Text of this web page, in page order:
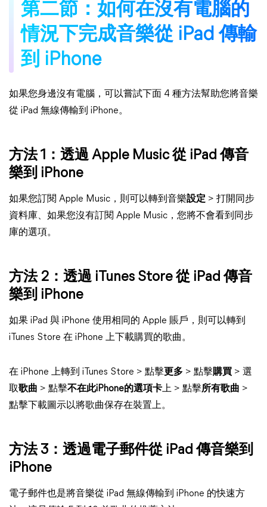
第二節：如何在沒有電腦的
情況下完成音樂從 iPad 傳輸
到 iPhone
如果您身邊沒有電腦，可以嘗試下面 4 種方法幫助您將音樂
從 iPad 無線傳輸到 iPhone。
方法 1：透過 Apple Music 從 iPad 傳音
樂到 iPhone
如果您訂閱 Apple Music，則可以轉到音樂設定 > 打開同步
資料庫、如果您沒有訂閱 Apple Music，您將不會看到同步
庫的選項。
方法 2：透過 iTunes Store 從 iPad 傳音
樂到 iPhone
如果 iPad 與 iPhone 使用相同的 Apple 賬戶，則可以轉到
iTunes Store 在 iPhone 上下載購買的歌曲。
在 iPhone 上轉到 iTunes Store > 點擊更多 > 點擊購買 > 選
取歌曲 > 點擊不在此iPhone的選項卡上 > 點擊所有歌曲 >
點擊下載圖示以將歌曲保存在裝置上。
方法 3：透過電子郵件從 iPad 傳音樂到
iPhone
電子郵件也是將音樂從 iPad 無線傳輸到 iPhone 的快速方